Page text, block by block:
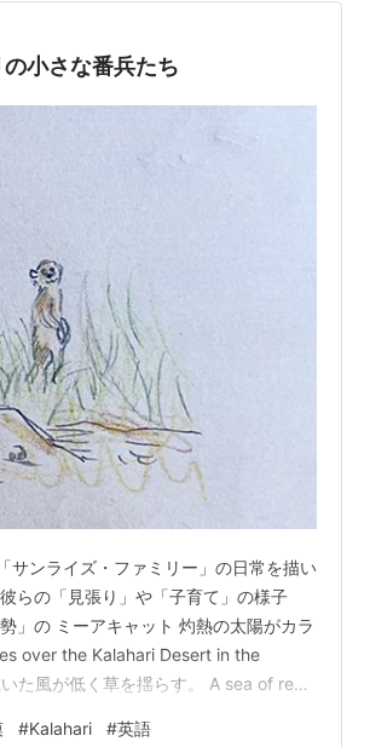
小さな番兵たち
サンライズ・ファミリー」の日常を描い
らの「見張り」や「子育て」の様子
」の ミーアキャット 灼熱の太陽がカラ
over the Kalahari Desert in the
た風が低く草を揺らす。 A sea of red
#Kalahari #英語